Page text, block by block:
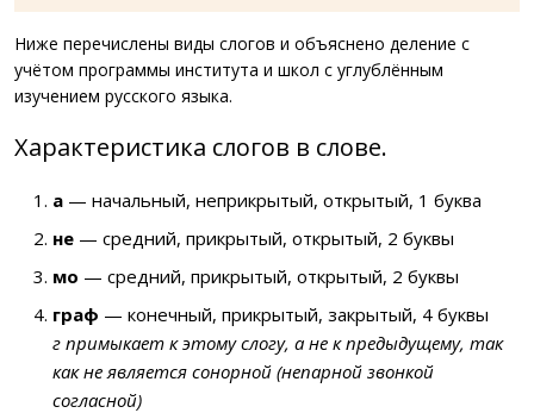
Ниже перечислены виды слогов и объяснено деление с
учётом программы института и школ с углублённым
изучением русского языка.
Характеристика слогов в слове.
а — начальный, неприкрытый, открытый, 1 буква
не — средний, прикрытый, открытый, 2 буквы
мо — средний, прикрытый, открытый, 2 буквы
граф — конечный, прикрытый, закрытый, 4 буквы
г примыкает к этому слогу, а не к предыдущему, так
как не является сонорной (непарной звонкой
согласной)